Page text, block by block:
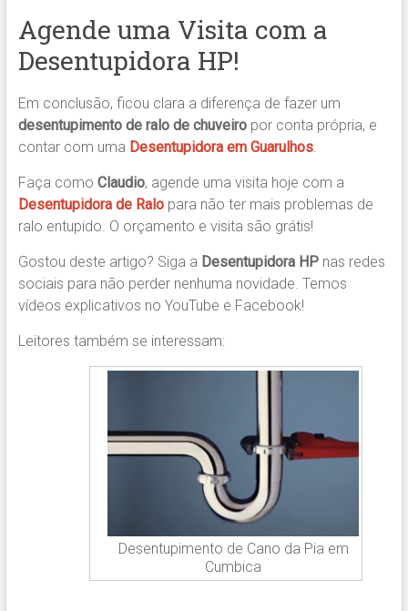
Agende uma Visita com a
Desentupidora HP!
Em conclusão, ficou clara a diferença de fazer um
desentupimento de ralo de chuveiro por conta própria, e
contar com uma Desentupidora em Guarulhos.
Faça como Claudio, agende uma visita hoje com a
Desentupidora de Ralopara não ter mais problemas de
ralo entupido. O orçamento e visita são grátis!
Gostou deste artigo? Siga a Desentupidora HPnas redes
sociais para não perder nenhuma novidade. Temos
vídeos explicativos no YouTube e Facebook!
Leitores também se interessam:
Desentupimento de Cano da Pia em
Cumbica